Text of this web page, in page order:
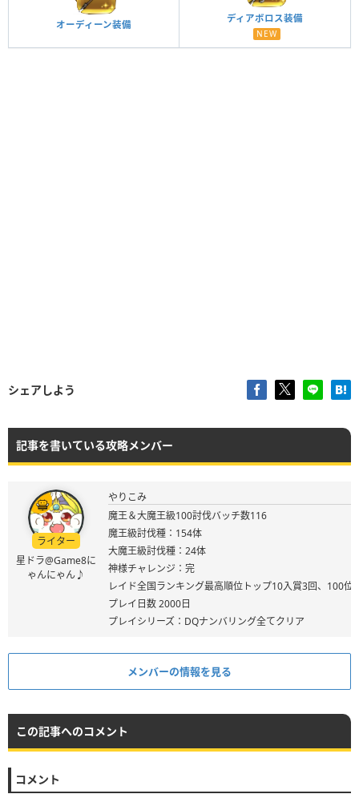
オーディーン装備
ディアボロス装備
NEW
シェアしよう
記事を書いている攻略メンバー
ライター
星ドラ@Game8に
ゃんにゃん♪
やりこみ
魔王＆大魔王級100討伐バッチ数116
魔王級討伐種：154体
大魔王級討伐種：24体
神様チャレンジ：完
レイド全国ランキング最高順位トップ10入賞3回、100位
プレイ日数 2000日
プレイシリーズ：DQナンバリング全てクリア
メンバーの情報を見る
この記事へのコメント
コメント